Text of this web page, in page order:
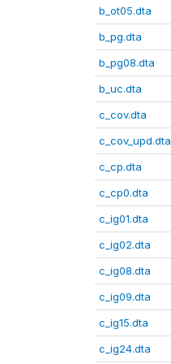
b_ot05.dta
b_pg.dta
b_pg08.dta
b_uc.dta
c_cov.dta
c_cov_upd.dta
c_cp.dta
c_cp0.dta
c_ig01.dta
c_ig02.dta
c_ig08.dta
c_ig09.dta
c_ig15.dta
c_ig24.dta